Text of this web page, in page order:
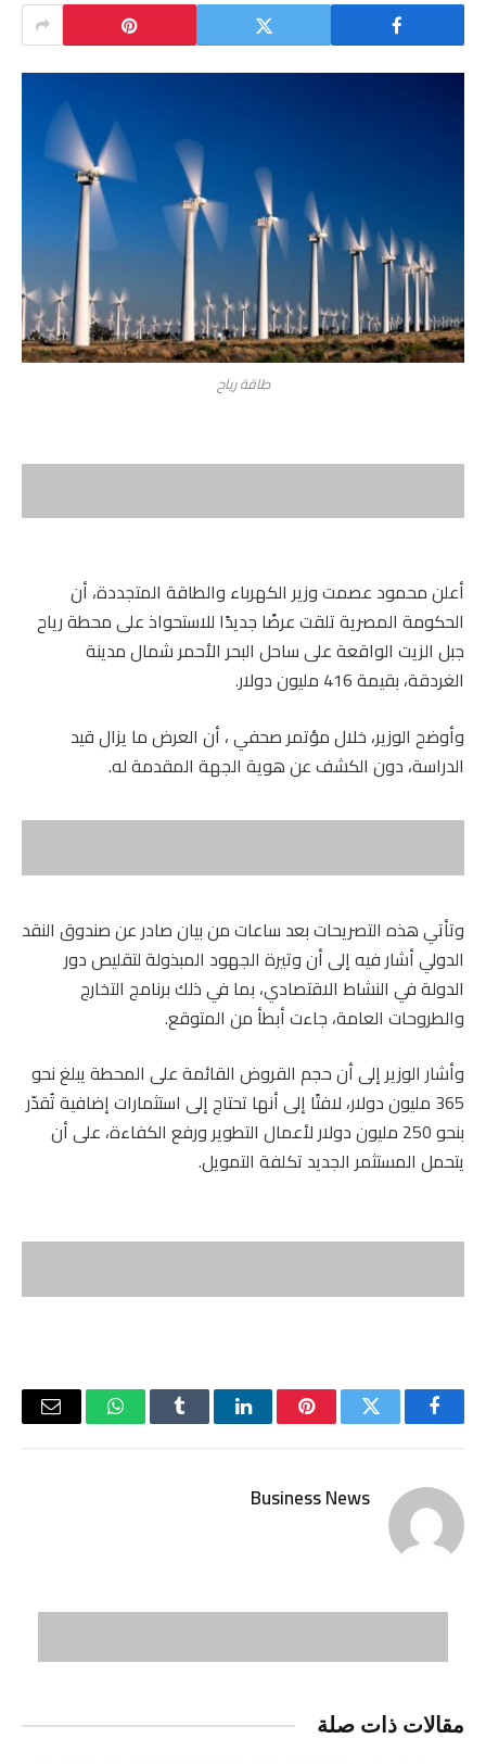
طاقة رياح
أعلن محمود عصمت وزير الكهرباء والطاقة المتجددة، أن
الحكومة المصرية تلقت عرضًا جديدًا للاستحواذ على محطة رياح
جبل الزيت الواقعة على ساحل البحر الأحمر شمال مدينة
الغردقة، بقيمة 416 مليون دولار.
وأوضح الوزير، خلال مؤتمر صحفي ، أن العرض ما يزال قيد
الدراسة، دون الكشف عن هوية الجهة المقدمة له.
وتأتي هذه التصريحات بعد ساعات من بيان صادر عن صندوق النقد
الدولي أشار فيه إلى أن وتيرة الجهود المبذولة لتقليص دور
الدولة في النشاط الاقتصادي، بما في ذلك برنامج التخارج
والطروحات العامة، جاءت أبطأ من المتوقع.
وأشار الوزير إلى أن حجم القروض القائمة على المحطة يبلغ نحو
365 مليون دولار، لافتًا إلى أنها تحتاج إلى استثمارات إضافية تُقدّر
بنحو 250 مليون دولار لأعمال التطوير ورفع الكفاءة، على أن
يتحمل المستثمر الجديد تكلفة التمويل.
فيسبوكتويتر بينتيريستلينكدإن Tumblr واتسابالبريد
Business News
مقالات ذات صلة